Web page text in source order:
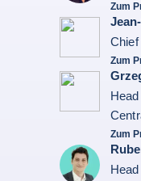
Zum
Eve
Zum
JCC
Zum